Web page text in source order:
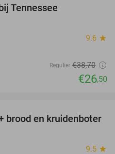
Tennessee
9.6 star
Regulier €38,70
€26,50
29%
brood en kruidenboter
9.5 star